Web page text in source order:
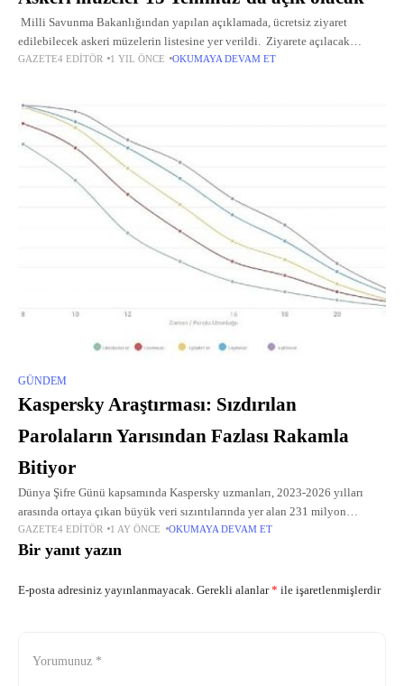
Milli Savunma Bakanlığından yapılan açıklamada, ücretsiz ziyaret
edilebilecek askeri müzelerin listesine yer verildi. Ziyarete açılacak
müzeler şöyle: "İstanbul Harbiye Askeri Müze ve Kültür Sitesi, İstanbul
GAZETE4 EDITÖR 1 YIL ÖNCE OKUMAYA DEVAM ET
GÜNDEM
Kaspersky Araştırması: Sızdırılan
Parolaların Yarısından Fazlası Rakamla
Bitiyor
Dünya Şifre Günü kapsamında Kaspersky uzmanları, 2023-2026 yılları
arasında ortaya çıkan büyük veri sızıntılarında yer alan 231 milyon
benzersiz parolayı analiz ederek dikkat çekici sonuçlara ulaştı.
GAZETE4 EDITÖR 1 AY ÖNCE OKUMAYA DEVAM ET
Bir yanıt yazın
E-posta adresiniz yayınlanmayacak. Gerekli alanlar* ile işaretlenmişlerdir